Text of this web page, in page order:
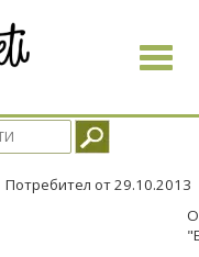
Toggle
Потребител от 29.10.2013